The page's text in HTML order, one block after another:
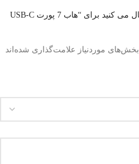
اولین نفری باشید که دیدگاهی را ارسال می کنید برای “هاب 7 پورت USB-C
بخش‌های موردنیاز علامت‌گذاری شده‌اند